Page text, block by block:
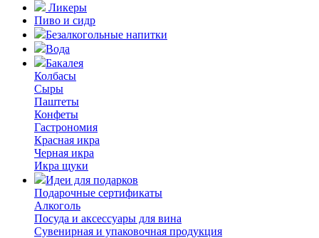
Ликеры
Пиво и сидр
Безалкогольные напитки
Вода
Бакалея
Колбасы
Сыры
Паштеты
Конфеты
Гастрономия
Красная икра
Черная икра
Икра щуки
Идеи для подарков
Подарочные сертификаты
Алкоголь
Посуда и аксессуары для вина
Сувенирная и упаковочная продукция